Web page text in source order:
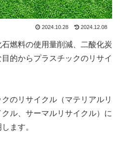
2024.10.28 2024.12.08
燃料の使用量削減、二酸化炭
的からプラスチックのリサイ
のリサイクル（マテリアルリ
ル、サーマルリサイクル）に
ます。